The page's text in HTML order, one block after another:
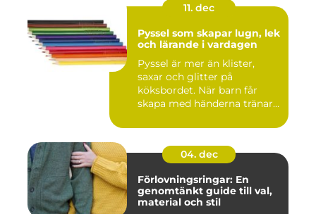
11. dec
Pyssel som skapar lugn, lek
och lärande i vardagen
Pyssel är mer än klister,
saxar och glitter på
köksbordet. När barn får
skapa med händerna tränar
04. dec
Förlovningsringar: En
genomtänkt guide till val,
material och stil